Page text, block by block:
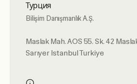
Турция
Bilişim Danışmanlık A.Ş.
Maslak Mah. AOS 55. Sk. 42
Sarıyer Istanbul Turkiye